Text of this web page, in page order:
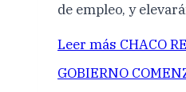
de empleo, y
Leer más CHACO
GOBIERNO